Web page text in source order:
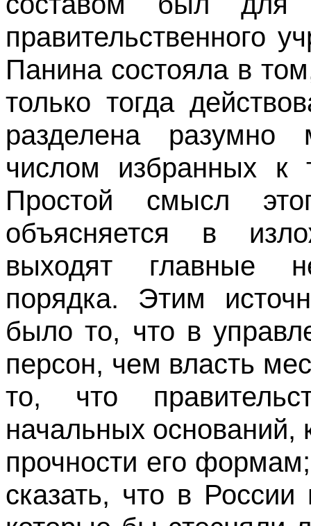
правительственного
Панина состояла в
только тогда
разделена
числом избранных к
Простой смысл
объясняется в
выходят главные
порядка. Этим
было то, что в
персон, чем власть
то, что
начальных
прочности его
сказать, что в